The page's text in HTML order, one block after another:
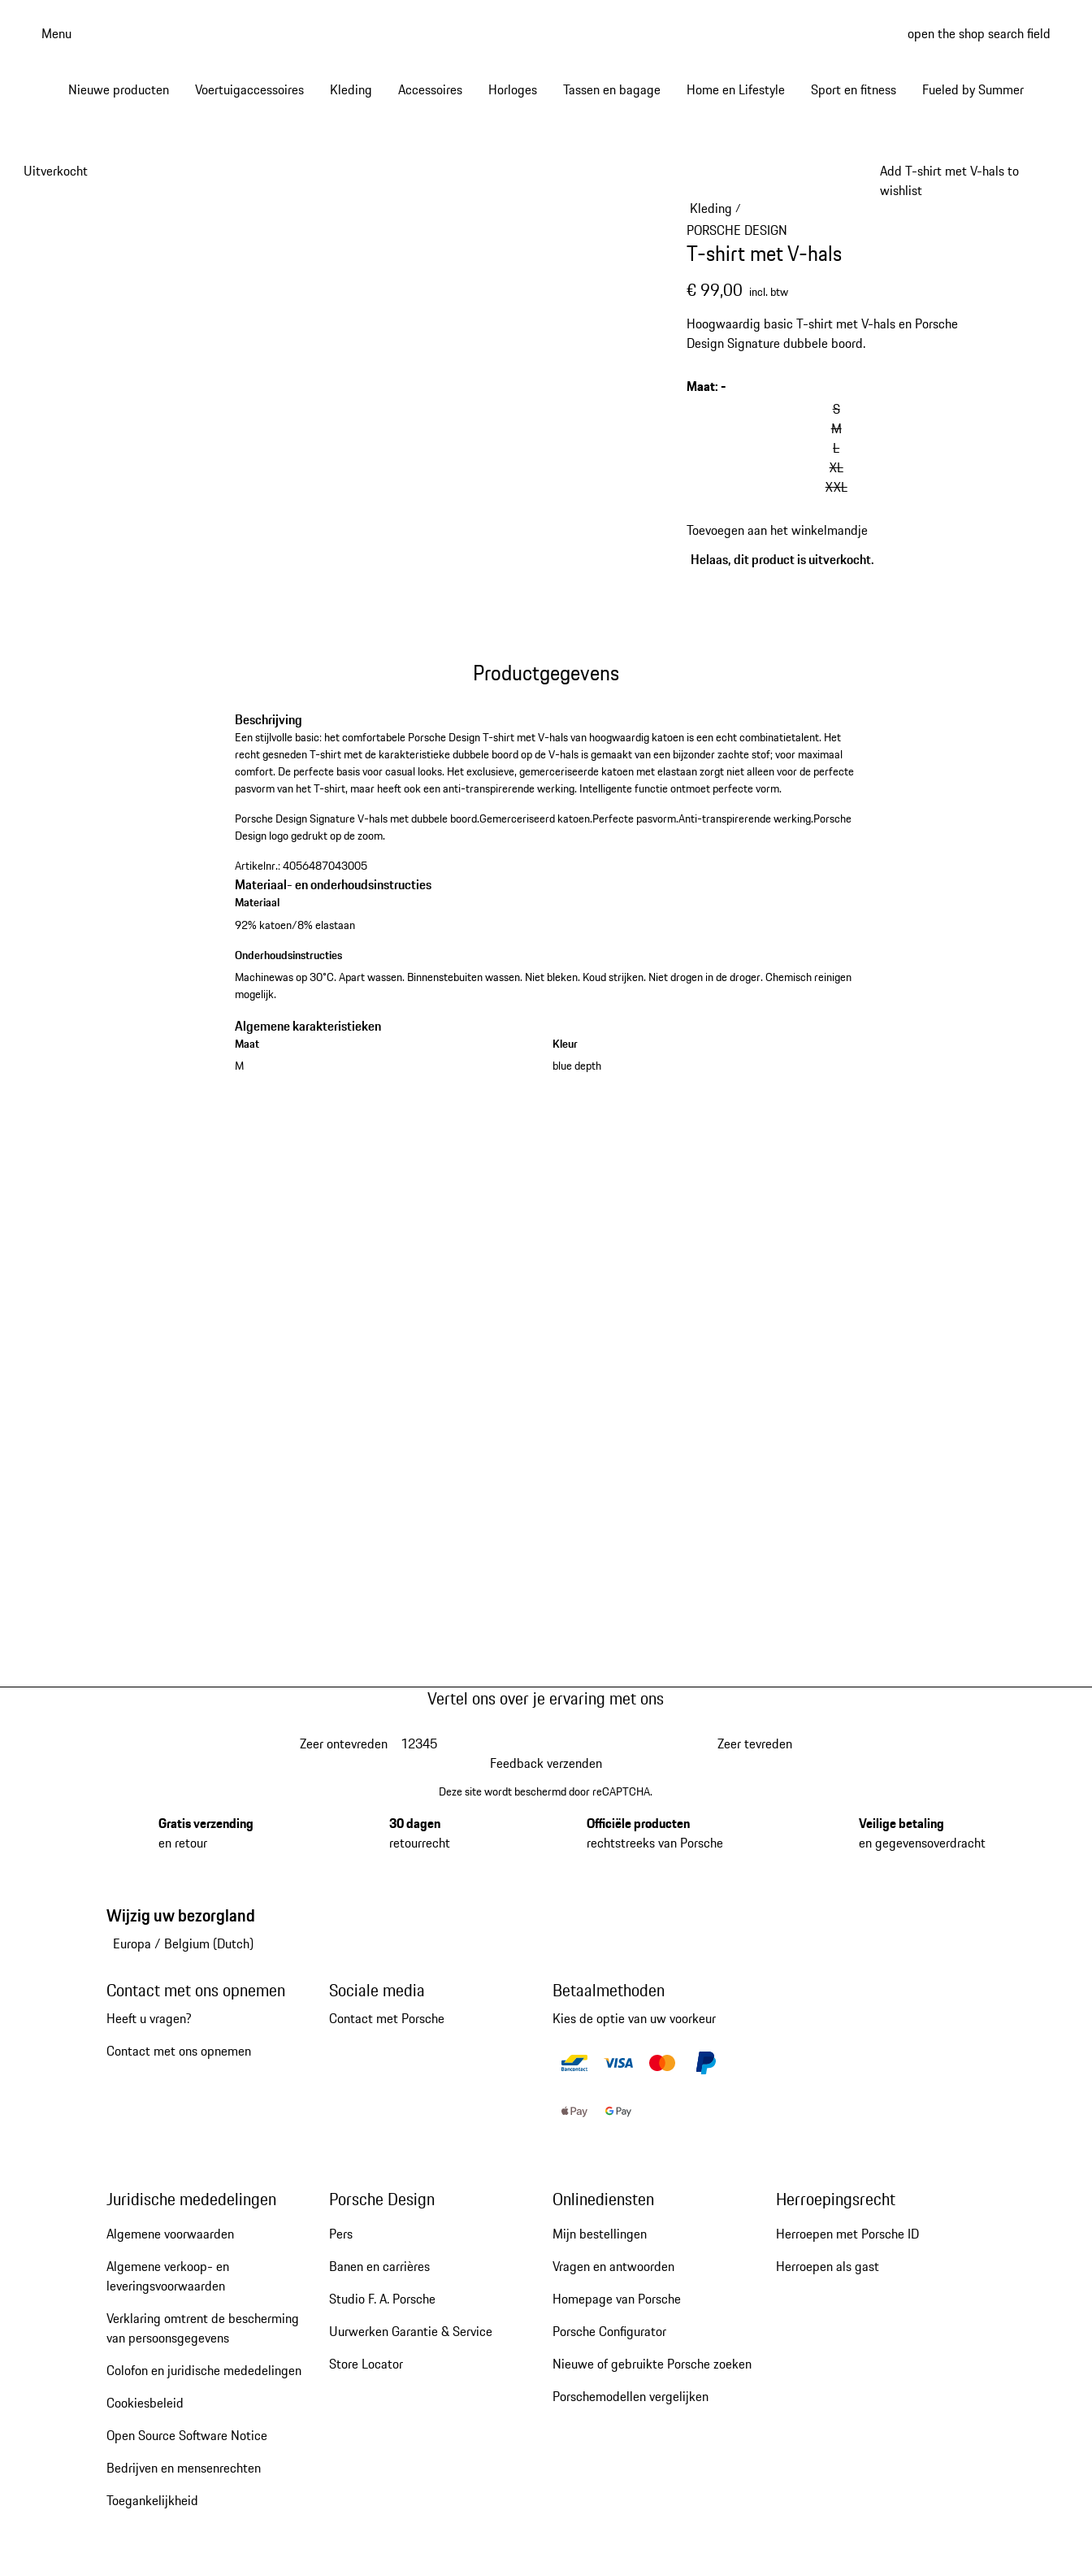
Menu open the shop search field
Nieuwe producten Voertuigaccessoires Kleding Accessoires Horloges Tassen en bagage Home en Lifestyle Sport en fitness Fueled by Summer
Add T-shirt met V-hals to
wishlist
Uitverkocht
Kleding /
PORSCHE DESIGN
T-shirt met V-hals
€ 99,00 incl. btw
Hoogwaardig basic T-shirt met V-hals en Porsche
Design Signature dubbele boord.
Maat:-
S
M
L
XL
XXL
Toevoegen aan het winkelmandje
Helaas, dit product is uitverkocht.
Productgegevens
Beschrijving
Een stijlvolle basic: het comfortabele Porsche Design T-shirt met V-hals van hoogwaardig katoen is een echt combinatietalent. Het
recht gesneden T-shirt met de karakteristieke dubbele boord op de V-hals is gemaakt van een bijzonder zachte stof; voor maximaal
comfort. De perfecte basis voor casual looks. Het exclusieve, gemerceriseerde katoen met elastaan zorgt niet alleen voor de perfecte
pasvorm van het T-shirt, maar heeft ook een anti-transpirerende werking. Intelligente functie ontmoet perfecte vorm.
Porsche Design Signature V-hals met dubbele boord.Gemerceriseerd katoen.Perfecte pasvorm.Anti-transpirerende werking.Porsche
Design logo gedrukt op de zoom.
Artikelnr.:4056487043005
Materiaal- en onderhoudsinstructies
Materiaal
92% katoen/8% elastaan
Onderhoudsinstructies
Machinewas op 30°C. Apart wassen. Binnenstebuiten wassen. Niet bleken. Koud strijken. Niet drogen in de droger. Chemisch reinigen
mogelijk.
Algemene karakteristieken
Maat
M
Kleur
blue depth
Vertel ons over je ervaring met ons
Zeer ontevreden 12345
Zeer tevreden
Feedback verzenden
Deze site wordt beschermd door reCAPTCHA.
Gratis verzending
en retour
30 dagen
retourrecht
Officiële producten
rechtstreeks van Porsche
Veilige betaling
en gegevensoverdracht
Wijzig uw bezorgland
Europa / Belgium (Dutch)
Contact met ons opnemen
Heeft u vragen?
Contact met ons opnemen
Sociale media
Contact met Porsche
Betaalmethoden
Kies de optie van uw voorkeur
Juridische mededelingen
Algemene voorwaarden
Algemene verkoop- en
leveringsvoorwaarden
Verklaring omtrent de bescherming
van persoonsgegevens
Colofon en juridische mededelingen
Cookiesbeleid
Open Source Software Notice
Bedrijven en mensenrechten
Toegankelijkheid
Porsche Design
Pers
Banen en carrières
Studio F. A. Porsche
Uurwerken Garantie & Service
Store Locator
Onlinediensten
Mijn bestellingen
Vragen en antwoorden
Homepage van Porsche
Porsche Configurator
Nieuwe of gebruikte Porsche zoeken
Porschemodellen vergelijken
Herroepingsrecht
Herroepen met Porsche ID
Herroepen als gast